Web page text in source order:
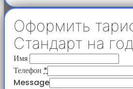
Оформить
Стандарт на год
Имя
Телефон *
Message